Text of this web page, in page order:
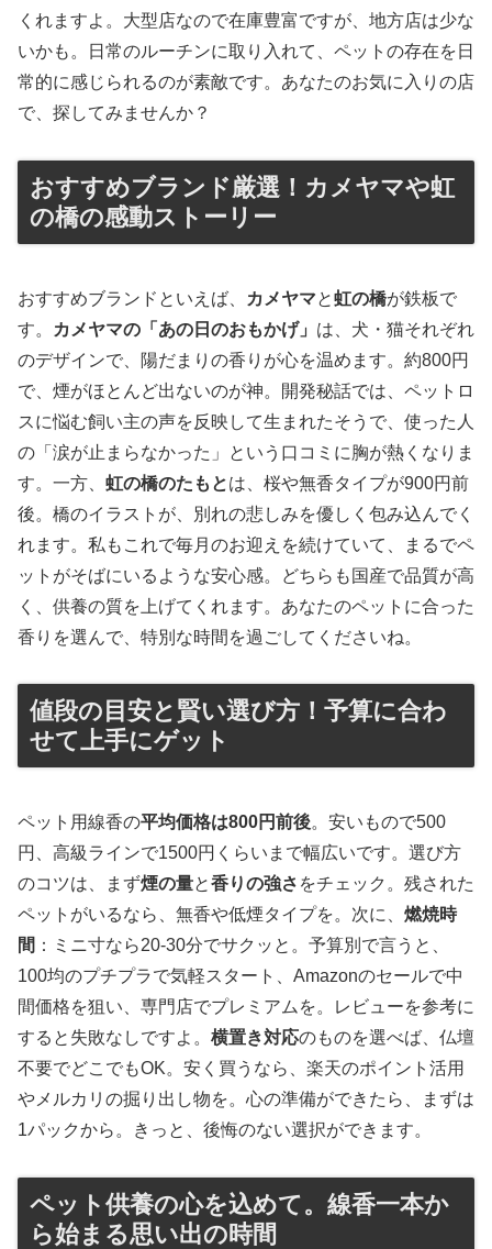
くれますよ。大型店なので在庫豊富ですが、地方店は少な
いかも。日常のルーチンに取り入れて、ペットの存在を日
常的に感じられるのが素敵です。あなたのお気に入りの店
で、探してみませんか？
おすすめブランド厳選！カメヤマや虹
の橋の感動ストーリー
おすすめブランドといえば、 カメヤマと虹の橋が鉄板で
す。
カメヤマの「あの日のおもかげ」 は、犬・猫それぞれ
のデザインで、陽だまりの香りが心を温めます。約800円
で、煙がほとんど出ないのが神。開発秘話では、ペットロ
スに悩む飼い主の声を反映して生まれたそうで、使った人
の「涙が止まらなかった」という口コミに胸が熱くなりま
す。一方、 虹の橋のたもとは、桜や無香タイプが900円前
後。橋のイラストが、別れの悲しみを優しく包み込んでく
れます。私もこれで毎月のお迎えを続けていて、まるでペ
ットがそばにいるような安心感。どちらも国産で品質が高
く、供養の質を上げてくれます。あなたのペットに合った
香りを選んで、特別な時間を過ごしてくださいね。
値段の目安と賢い選び方！予算に合わ
せて上手にゲット
ペット用線香の平均価格は800円前後。安いもので500
円、高級ラインで1500円くらいまで幅広いです。選び方
のコツは、まず煙の量と香りの強さ をチェック。残された
ペットがいるなら、無香や低煙タイプを。次に、 燃焼時
間 ：ミニ寸なら20-30分でサクッと。予算別で言うと、
100均のプチプラで気軽スタート、Amazonのセールで中
間価格を狙い、専門店でプレミアムを。レビューを参考に
すると失敗なしですよ。 横置き対応のものを選べば、仏壇
不要でどこでもOK。安く買うなら、楽天のポイント活用
やメルカリの掘り出し物を。心の準備ができたら、まずは
1パックから。きっと、後悔のない選択ができます。
ペット供養の心を込めて。線香一本か
ら始まる思い出の時間